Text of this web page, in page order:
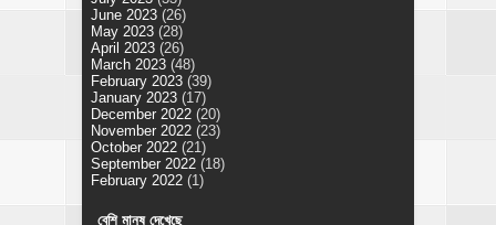
June 2023 (26)
May 2023 (28)
April 2023 (26)
March 2023 (48)
February 2023 (39)
January 2023 (17)
December 2022 (20)
November 2022 (23)
October 2022 (21)
September 2022 (18)
February 2022 (1)
বেশি মানুষ দেখেছে